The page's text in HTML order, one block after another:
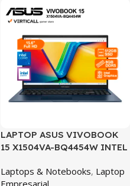
LAPTOP ASUS VIVOBOOK
15 X1504VA-BQ4454W INTEL
SSD INTEL GRAPHICS 15.6″
Laptops & Notebooks, Laptop
Empresarial